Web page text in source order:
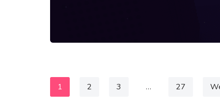
1 2 3 … 27